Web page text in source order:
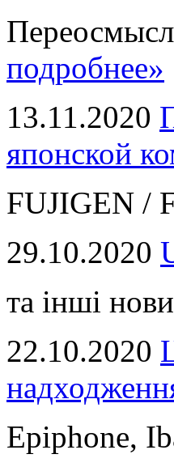
подробнее»
13.11.2020
японской
FUJIGEN /
29.10.2020
та інші
22.10.2020
Epiphone,